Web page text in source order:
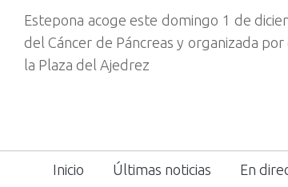
Estepona acoge este domingo 1 de
del Cáncer de Páncreas y organizada
la Plaza del Ajedrez
Inicio Últimas noticias En